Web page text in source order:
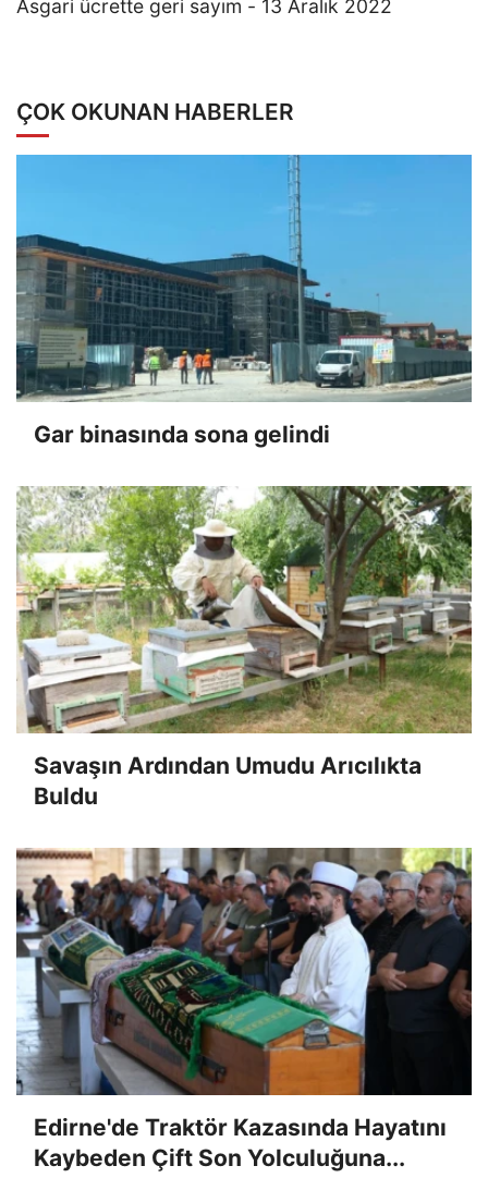
Asgari ücrette geri sayım - 13 Aralık 2022
ÇOK OKUNAN HABERLER
Gar binasında sona gelindi
Savaşın Ardından Umudu Arıcılıkta
Buldu
Edirne'de Traktör Kazasında Hayatını
Kaybeden Çift Son Yolculuğuna...